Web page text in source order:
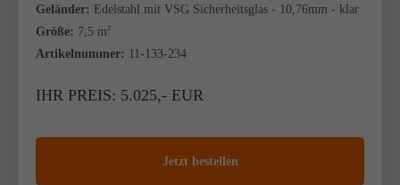
Geländer: Edelstahl mit VSG Sicherheitsglas - 10,76mm - klar
Größe: 7,5 m2
Artikelnummer: 11-133-234
IHR PREIS: 5.025,- EUR
Jetzt bestellen